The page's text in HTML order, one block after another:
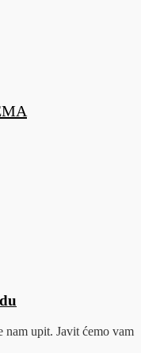
nam upit. Javit ćemo vam